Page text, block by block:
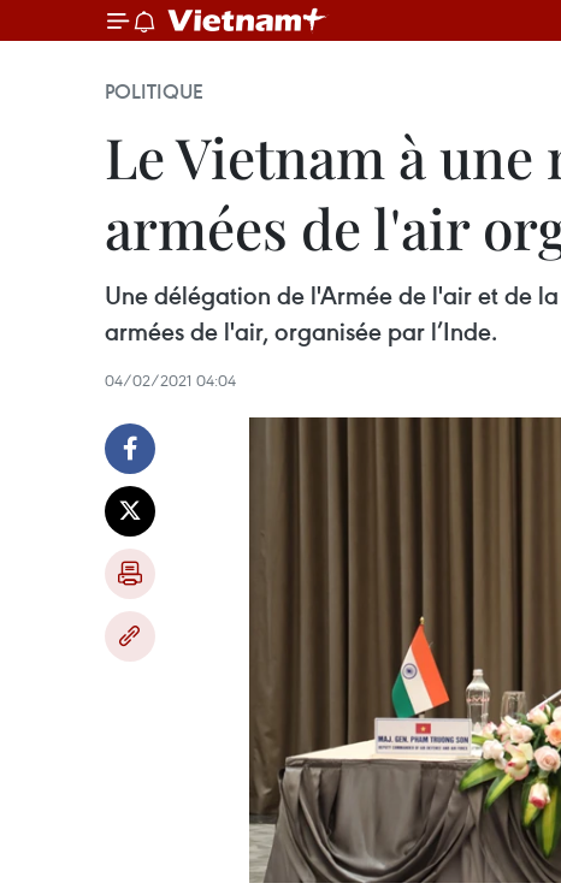
POLITIQUE
Le Vietnam à
armées de l'air
Une délégation de l'Armée de l'air et de
armées de l'air, organisée par l’Inde.
04/02/2021 04:04